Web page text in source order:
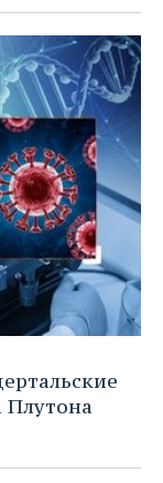
Плутона